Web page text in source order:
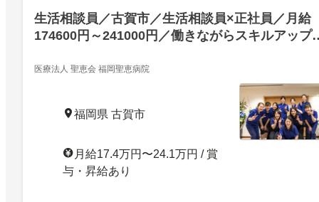
生活相談員／古賀市／生活相談員×正社員／月給
174600円～241000円／働きながらスキルアップ
ます／古賀市／25650022
医療法人 聖恵会 福岡聖恵病院
福岡県 古賀市
月給17.4万円〜24.1万円 / 賞
与・昇給あり